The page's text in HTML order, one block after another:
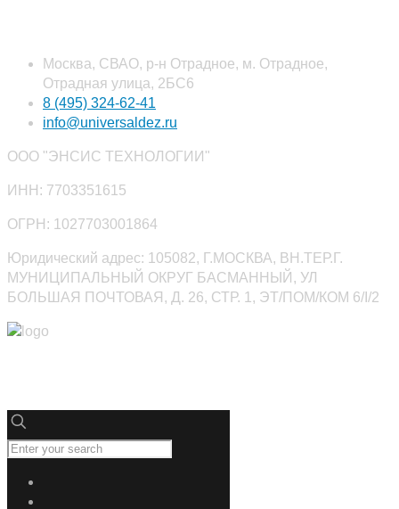
Москва, СВАО, р-н Отрадное, м. Отрадное,
Отрадная улица, 2БС6
8 (495) 324-62-41
info@universaldez.ru
ООО "ЭНСИС ТЕХНОЛОГИИ"
ИНН: 7703351615
ОГРН: 1027703001864
Юридический адрес: 105082, Г.МОСКВА, ВН.ТЕР.Г.
МУНИЦИПАЛЬНЫЙ ОКРУГ БАСМАННЫЙ, УЛ
БОЛЬШАЯ ПОЧТОВАЯ, Д. 26, СТР. 1, ЭТ/ПОМ/КОМ 6/I/2